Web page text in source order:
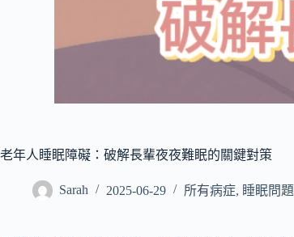
老年人睡眠障礙：破解長輩夜夜難眠的關鍵對策
Sarah 2025-06-29 所有病症, 睡眠問題